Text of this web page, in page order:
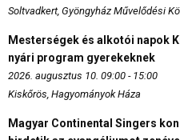
Soltvadkert, Gyöngyház Művelődési
Mesterségek és alkotói napok
nyári program gyerekeknek
2026. augusztus 10. 09:00 - 15:00
Kiskőrös, Hagyományok Háza
Magyar Continental Singers